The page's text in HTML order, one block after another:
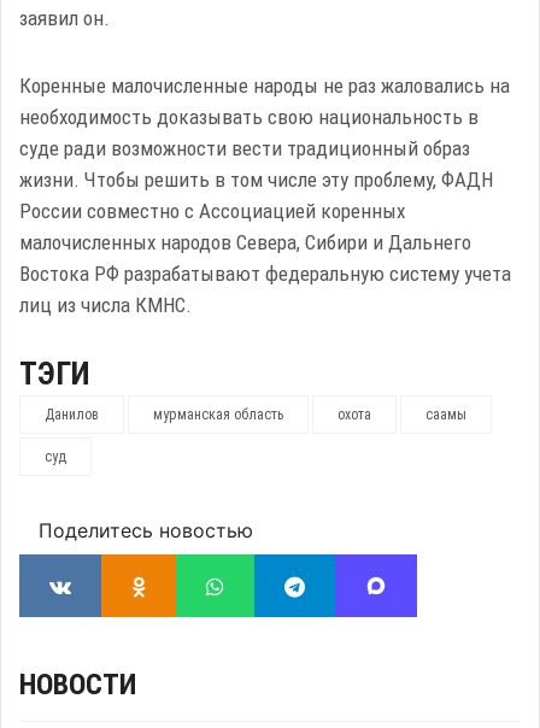
заявил он.
Коренные малочисленные народы не раз жаловались на
необходимость доказывать свою национальность в
суде ради возможности вести традиционный образ
жизни. Чтобы решить в том числе эту проблему, ФАДН
России совместно с Ассоциацией коренных
малочисленных народов Севера, Сибири и Дальнего
Востока РФ разрабатывают федеральную систему учета
лиц из числа КМНС.
ТЭГИ
Данилов мурманская область охота саамы
суд
Поделитесь новостью
НОВОСТИ